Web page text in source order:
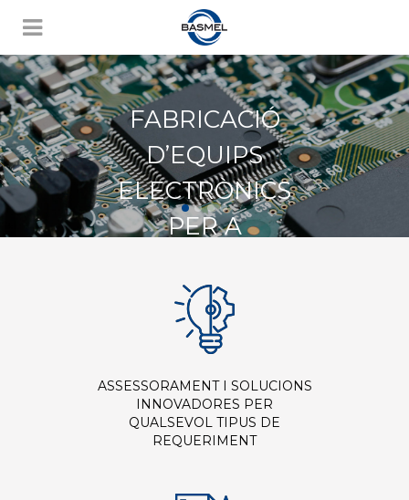
FABRICACIÓ
D’EQUIPS
ELECTRÒNICS
PER A
INDUSTRIAL
ASSESSORAMENT I SOLUCIONS
INNOVADORES PER
QUALSEVOL TIPUS DE
REQUERIMENT